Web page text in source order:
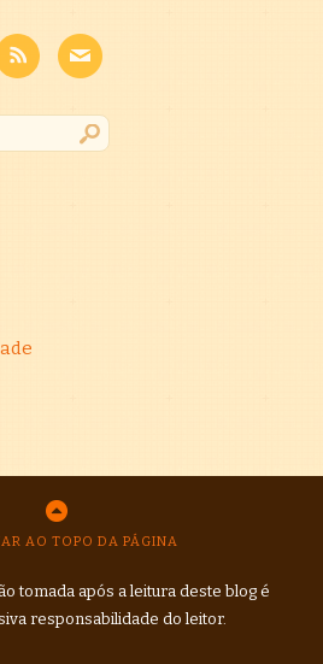
AO TOPO DA PÁGINA
tomada após a leitura deste blog é
responsabilidade do leitor.